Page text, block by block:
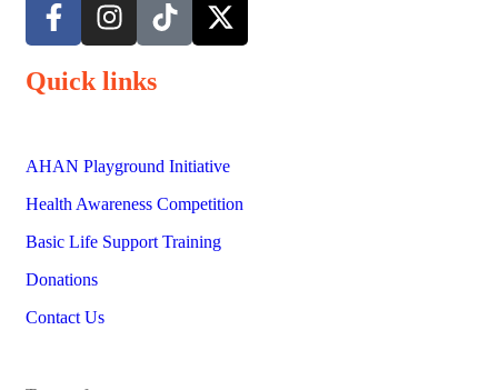
Quick links
AHAN Playground Initiative
Health Awareness Competition
Basic Life Support Training
Donations
Contact Us